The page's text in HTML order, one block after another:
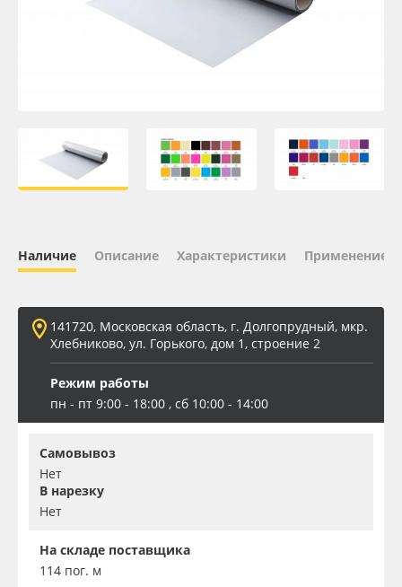
ПЭТ листовой
Вспененный ПВХ
Баннер
Заготовки для сувениров
Наличие Описание Характеристики Применение
141720, Московская область, г. Долгопрудный, мкр.
Хлебниково, ул. Горького, дом 1, строение 2
Режим работы
пн - пт 9:00 - 18:00 , сб 10:00 - 14:00
Самовывоз
Нет
В нарезку
Нет
На складе поставщика
114 пог. м